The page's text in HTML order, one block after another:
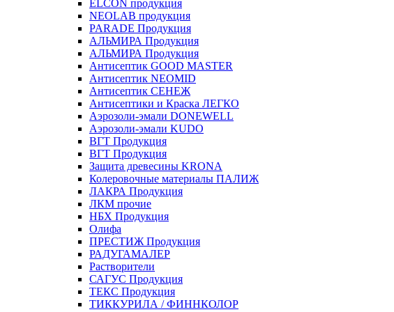
ELCON продукция
NEOLAB продукция
PARADE Продукция
АЛЬМИРА Продукция
АЛЬМИРА Продукция
Антисептик GOOD MASTER
Антисептик NEOMID
Антисептик СЕНЕЖ
Антисептики и Краска ЛЕГКО
Аэрозоли-эмали DONEWELL
Аэрозоли-эмали KUDO
ВГТ Продукция
ВГТ Продукция
Защита древесины KRONA
Колеровочные материалы ПАЛИЖ
ЛАКРА Продукция
ЛКМ прочие
НБХ Продукция
Олифа
ПРЕСТИЖ Продукция
РАДУГАМАЛЕР
Растворители
САГУС Продукция
ТЕКС Продукция
ТИККУРИЛА / ФИННКОЛОР